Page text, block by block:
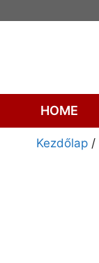
HOME
Kezdőlap /